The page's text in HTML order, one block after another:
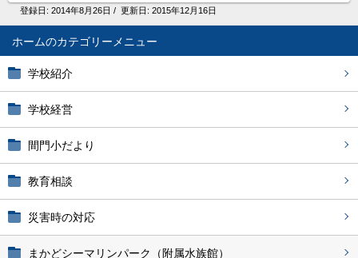
ホーム
学校紹介
学校経営
間門小だより
教育相談
災害時の対応
まかどシーマリンパーク（附属水族館）
登録日: 2014年8月26日 / 更新日: 2015年12月16日